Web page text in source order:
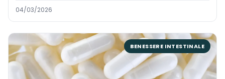
04/03/2026
BENESSERE INTESTINALE